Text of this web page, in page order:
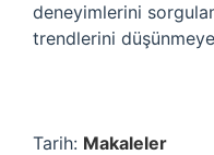
deneyimlerini
trendlerini
Tarih: Makaleler